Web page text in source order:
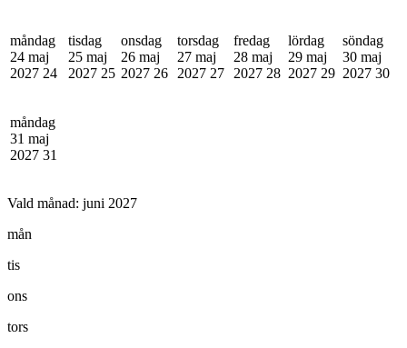
måndag
24 maj
2027 24
tisdag
25 maj
2027 25
onsdag
26 maj
2027 26
torsdag
27 maj
2027 27
fredag
28 maj
2027 28
lördag
29 maj
2027 29
söndag
30 maj
2027 30
måndag
31 maj
2027 31
Vald månad: juni 2027
mån
tis
ons
tors